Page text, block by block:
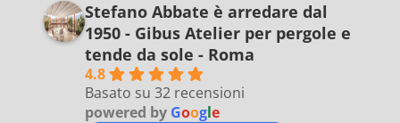
Stefano Abbate è arredare dal
1950 - Gibus Atelier per pergole e
tende da sole - Roma
4.8
Basato su 32 recensioni
powered by Google